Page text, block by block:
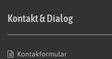
Kontakt & Dialog
Kontakformular